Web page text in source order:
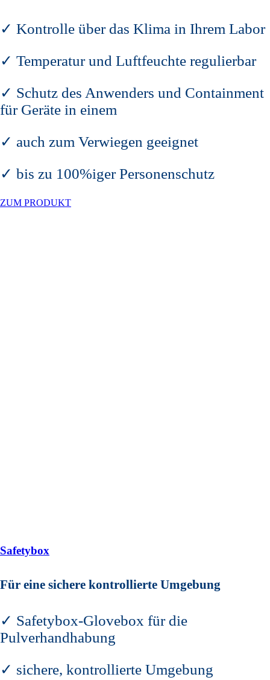
✓ Kontrolle über das Klima in Ihrem Labor
✓ Temperatur und Luftfeuchte regulierbar
✓ Schutz des Anwenders und Containment
für Geräte in einem
✓ auch zum Verwiegen geeignet
✓ bis zu 100%iger Personenschutz
ZUM PRODUKT
Safetybox
Für eine sichere kontrollierte Umgebung
✓ Safetybox-Glovebox für die
Pulverhandhabung
✓ sichere, kontrollierte Umgebung